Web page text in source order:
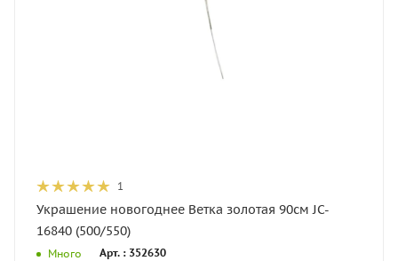
1
Украшение новогоднее Ветка золотая 90см JC-
16840 (500/550)
Много Арт. : 352630